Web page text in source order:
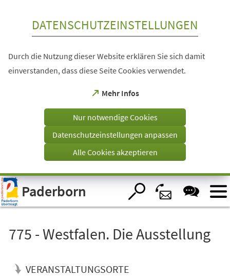
Visuelle
Assistenzsoftware
öffnen.
DATENSCHUTZEINSTELLUNGEN
Durch die Nutzung dieser Website erklären Sie sich damit
einverstanden, dass diese Seite Cookies verwendet.
Mehr Infos
(Öffnet
einem
Tab)
Nur notwendige Cookies
Datenschutzeinstellungen anpassen
Alle Cookies akzeptieren
Paderborn
775 - Westfalen. Die Ausstellung
VERANSTALTUNGSORTE